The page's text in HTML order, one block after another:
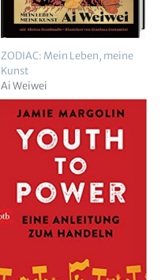
ZODIAC: Mein Leben, meine
Kunst
Ai Weiwei